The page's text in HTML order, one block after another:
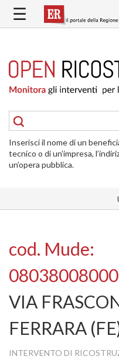
contenuto
RICOSTRUZIONE
PUBBLICA
DELLE
ABITAZIONI
RICOSTRUZIONE
ATTIVITÀ
INTERVENTI
SI
☰
Inserisci il nome di un
tecnico o di un’impresa,
un’opera pubblica.
cod. Mude:
VIA
FERRARA
INTERVENTO DI